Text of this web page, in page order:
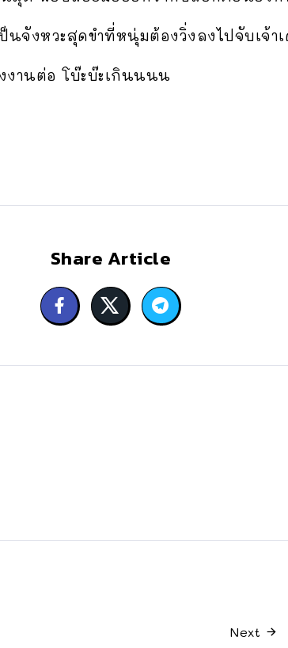
จังหวะสุดขำที่หนุ่มต้องวิ่งลงไปจับเจ้า
านต่อ โบ๊ะบ๊ะเกินนนน
Share Article
Next